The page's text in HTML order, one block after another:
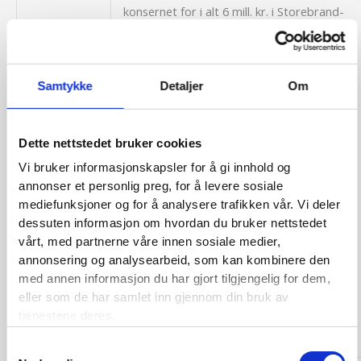
Samtykke Detaljer Om
Dette nettstedet bruker cookies
Vi bruker informasjonskapsler for å gi innhold og
annonser et personlig preg, for å levere sosiale
mediefunksjoner og for å analysere trafikken vår. Vi deler
dessuten informasjon om hvordan du bruker nettstedet
vårt, med partnerne våre innen sosiale medier,
annonsering og analysearbeid, som kan kombinere den
med annen informasjon du har gjort tilgjengelig for dem,
eller som de har samlet inn gjennom din bruk av
tjenestene deres.
1978
konsernet for i alt 6 mill. kr. i Storebrand-
aksjer til pari kurs. Duo ble opp-løst (men
et nytt Duo ble etablert fra 1.1.1979), og
Alpha ble lagt direkte under konser-net
som datterselskap. Storebrands adm.
direktør Jannik Lindbæk ble ny
Alpha forretning hadde bestått av
omtrent like stor direkte og indirekte
forretning i sjø og luftfart som i hovedsak
var meglet gjennom Duo, men
Storebrands overtagelse medførte en
betydelig økning i den indirekte
forretning. Total bruttopremie økte fra
ca. 7 mill. kr. i 1976 til ca. 14 mill. kr. i 1982,